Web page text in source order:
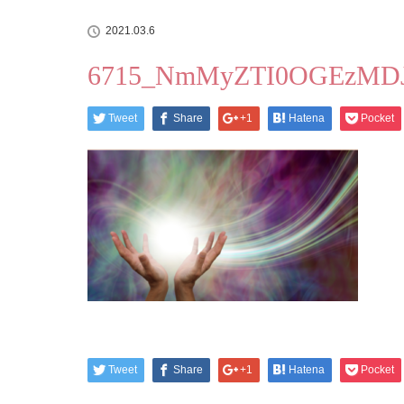
2021.03.6
Tweet Share +1 Hatena Pocket
Tweet Share +1 Hatena Pocket